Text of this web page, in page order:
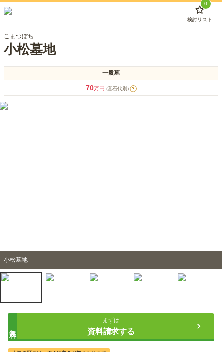
0
検討リスト
こまつぼち
小松墓地
一般墓
70万円 (墓石代別) ?
小松墓地
まずは
資料請求する